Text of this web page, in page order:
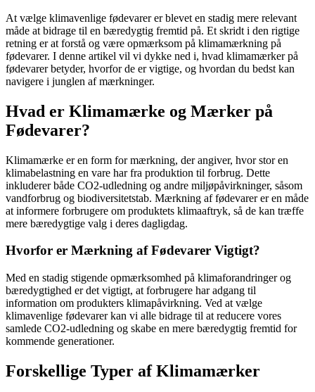
At vælge klimavenlige fødevarer er blevet en stadig mere relevant
måde at bidrage til en bæredygtig fremtid på. Et skridt i den rigtige
retning er at forstå og være opmærksom på klimamærkning på
fødevarer. I denne artikel vil vi dykke ned i, hvad klimamærker på
fødevarer betyder, hvorfor de er vigtige, og hvordan du bedst kan
navigere i junglen af mærkninger.
Hvad er Klimamærke og Mærker på
Fødevarer?
Klimamærke er en form for mærkning, der angiver, hvor stor en
klimabelastning en vare har fra produktion til forbrug. Dette
inkluderer både CO2-udledning og andre miljøpåvirkninger, såsom
vandforbrug og biodiversitetstab. Mærkning af fødevarer er en måde
at informere forbrugere om produktets klimaaftryk, så de kan træffe
mere bæredygtige valg i deres dagligdag.
Hvorfor er Mærkning af Fødevarer Vigtigt?
Med en stadig stigende opmærksomhed på klimaforandringer og
bæredygtighed er det vigtigt, at forbrugere har adgang til
information om produkters klimapåvirkning. Ved at vælge
klimavenlige fødevarer kan vi alle bidrage til at reducere vores
samlede CO2-udledning og skabe en mere bæredygtig fremtid for
kommende generationer.
Forskellige Typer af Klimamærker